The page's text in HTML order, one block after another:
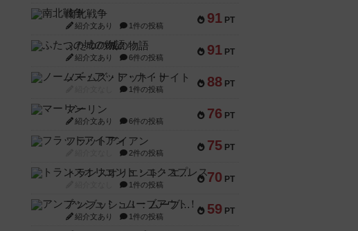
91 PT
南北戦争
紹介文あり 1件の投稿
91 PT
ふたつの城の物語
紹介文あり 6件の投稿
88 PT
ノームズ・アット・ナイト
1件の投稿
76 PT
マーリン
紹介文あり 6件の投稿
75 PT
フラットアイアン
2件の投稿
70 PT
トランスオリエント・エクスプレス
1件の投稿
59 PT
アンブッシュ！：ムーブアウト！
紹介文あり 1件の投稿